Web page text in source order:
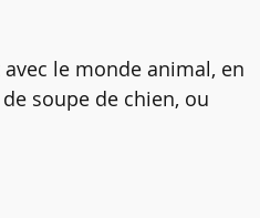
le monde animal, en
soupe de chien, ou